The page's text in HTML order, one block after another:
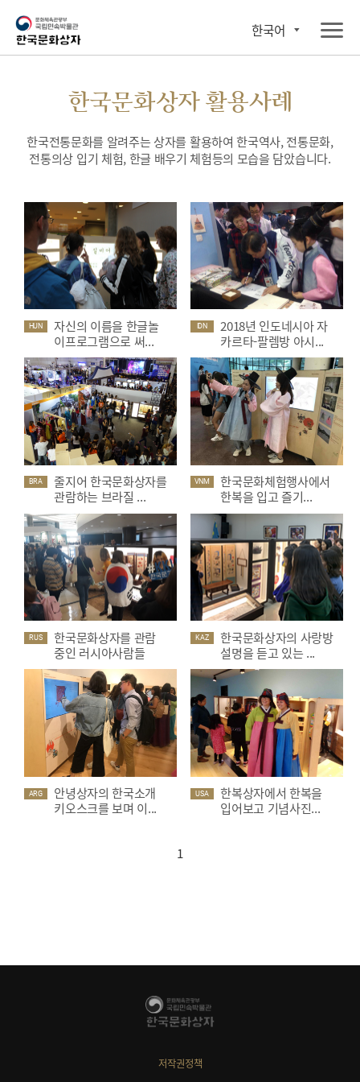
한국어
한국문화상자 활용사례
한국전통문화를 알려주는 상자를 활용하여 한국역사, 전통문화,
전통의상 입기 체험, 한글 배우기 체험등의 모습을 담았습니다.
HUN
자신의 이름을 한글놀
이프로그램으로 써...
IDN
2018년 인도네시아 자
카르타-팔렘방 아시...
BRA
줄지어 한국문화상자를
관람하는 브라질 ...
VNM
한국문화체험행사에서
한복을 입고 즐기...
RUS
한국문화상자를 관람
중인 러시아사람들
KAZ
한국문화상자의 사랑방
설명을 듣고 있는 ...
ARG
안녕상자의 한국소개
키오스크를 보며 이...
USA
한복상자에서 한복을
입어보고 기념사진...
1
저작권정책